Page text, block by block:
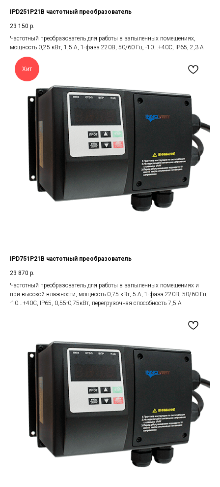
IPD251P21B частотный преобразователь
23 150 р.
Частотный преобразователь для работы в запыленных помещениях,
мощность 0,25 кВт, 1,5 А, 1-фаза 220В, 50/60 Гц, -10...+40С, IP65, 2,3 А
Хит
IPD751P21B частотный преобразователь
23 870 р.
Частотный преобразователь для работы в запыленных помещениях и
при высокой влажности, мощность 0,75 кВт, 5 А, 1-фаза 220В, 50/60 Гц,
-10...+40С, IP65, 0,55-0,75кВт, перегрузочная способность 7,5 А